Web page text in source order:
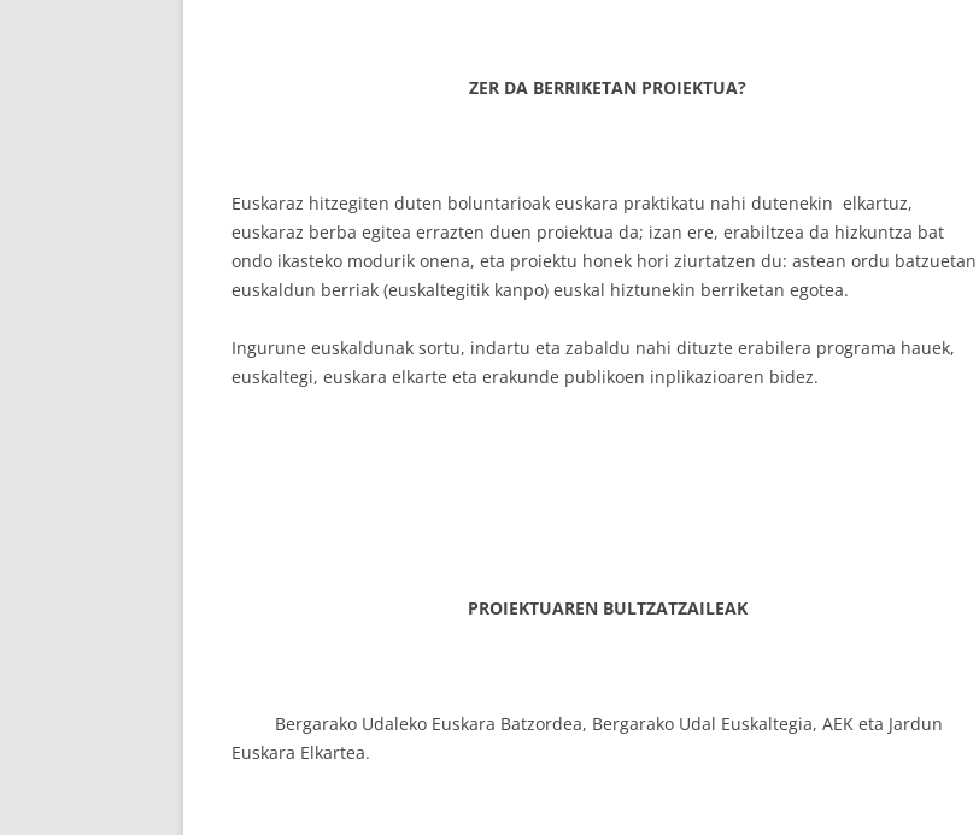
ZER DA BERRIKETAN PROIEKTUA?
Euskaraz hitzegiten duten boluntarioak euskara praktikatu nahi dutenekin elkartuz,
euskaraz berba egitea errazten duen proiektua da; izan ere, erabiltzea da hizkuntza bat
ondo ikasteko modurik onena, eta proiektu honek hori ziurtatzen du: astean ordu batzuetan
euskaldun berriak (euskaltegitik kanpo) euskal hiztunekin berriketan egotea.
Ingurune euskaldunak sortu, indartu eta zabaldu nahi dituzte erabilera programa hauek,
euskaltegi, euskara elkarte eta erakunde publikoen inplikazioaren bidez.
PROIEKTUAREN BULTZATZAILEAK
Bergarako Udaleko Euskara Batzordea, Bergarako Udal Euskaltegia, AEK eta Jardun
Euskara Elkartea.